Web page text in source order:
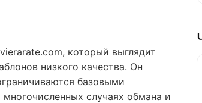
который выглядит
низкого качества. Он
базовыми
случаях обмана и